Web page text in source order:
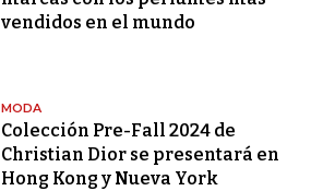
vendidos en el mundo
MODA
Colección Pre-Fall 2024 de
Christian Dior se presentará en
Hong Kong y Nueva York